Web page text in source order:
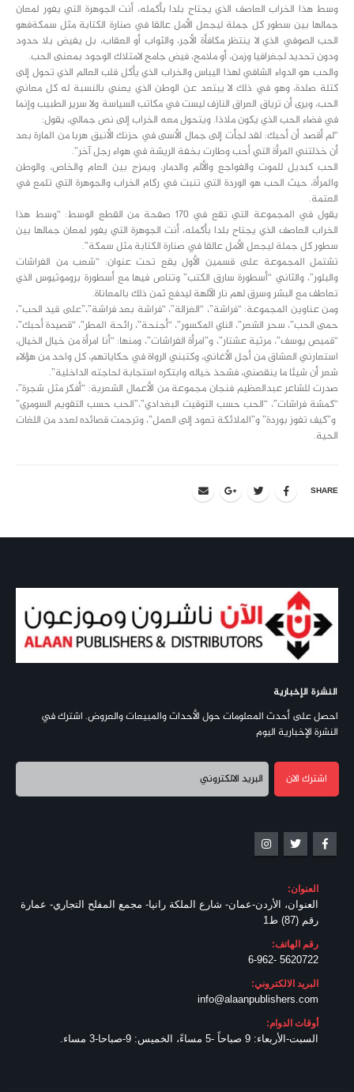
وسط هذا الخراب العاصف الذي يجتاح بلدا بأكمله، أنت الجوهرة التي يفور لمعان
جمالها بين سطور كل جملة ليجعل الأمل عالقا في صنارة الكتابة مثل سمكةفهو
الحب الصوفي الذي لا ينتظر مكافأة الأجر، والثواب أو العقاب، بل يفيض بلا حدود
ودون تحديد لجغرافيا وزمن، أو ملامح، فيض جامح لامتلاك الوجود بمعنى الحب.
والحب هو الدواء الشافي لهذا اليباس والخراب الذي يأكل قلب العالم الذي تحول إلى
كتلة صلدة، وهو في ذلك لا يبتعد عن الوطن الذي يعني بالنسبة له كل معاني
الحب، ويرى أن ترياق العراق النازف ليست في مكاتب السياسة ولا سرير الطبيب وإنما
في فضاء الحب الذي يكون ملاذا. ويتحول معه الخراب إلى نص جمالي، يقول:
“لم أقصد أن أحبك: لقد لجأت إلى جمال الأسى في حزنك الأنيق هربا من المارة بعد
أن خذلتني المرأة التي أحب وطارت بخفة الريشة في هواء رجل آخر”.
الحب كبديل للموت والفواجع والألم والدمار، ويمزج بين العام والخاص، والوطن
والمرأة، حيث الحب هو الوردة التي تنبت في ركام الخراب والجوهرة التي تلمع في
العتمة.
يقول في المجموعة التي تقع في 170 صفحة من القطع الوسط: “وسط هذا
الخراب العاصف الذي يجتاح بلدا بأكمله، أنت الجوهرة التي يفور لمعان جمالها بين
سطور كل جملة ليجعل الأمل عالقا في صنارة الكتابة مثل سمكة”.
تشتمل المجموعة على قسمين الأول يقع تحت عنوان: “شعب من الفراشات
والبلور”، والثاني “أسطورة سارق الكتب” وتناص فيها مع أسطورة بروموثيوس الذي
تعاطف مع البشر وسرق لهم نار الآلهة ليدفع ثمن ذلك بالمعاناة.
ومن عناوين المجموعة: “فراشة”، “الغزالة”، “فراشة بعد فراشة”،”على قيد الحب”،
حمى الحب”، سحر الشعر”، الناي المكسور”، “أجنحة”، رائحة المطر”، “قصيدة أحبك”،
“قميص يوسف”، مرثية عشتار”، و”امرأة الفراشات”، ومنها: “أنا امرأة من خيال الخيال،
استعارني العشاق من أجل الأغاني، وكتبني الرواة في حكاياتهم، كل واحد من هؤلاء
شعر أن شيئا ما ينقصني، فشحذ خياله وابتكره استجابة لحاجته الداخلية”.
صدرت للشاعر عبدالعظيم فنجان مجموعة من الأعمال الشعرية: “أفكر مثل شجرة”،
“كمشة فراشات”، “الحب حسب التوقيت البغدادي”،”الحب حسب التقويم السومري”
و”كيف تفوز بوردة” و”الملائكة تعود إلى العمل”، وترجمت قصائده لعدد من اللغات
الحية.
SHARE
النشرة الإخبارية
احصل على أحدث المعلومات حول الأحداث والمبيعات والعروض. اشترك في
النشرة الإخبارية اليوم
العنوان:
العنوان، الأردن-عمان- شارع الملكة رانيا- مجمع المفلح التجاري- عمارة
رقم (87) ط1
رقم الهاتف:
5620722 -6-962
البريد الالكتروني:
info@alaanpublishers.com
أوقات الدوام:
السبت-الأربعاء: 9 صباحاً -5 مساءً، الخميس: 9-صباحا-3 مساء.